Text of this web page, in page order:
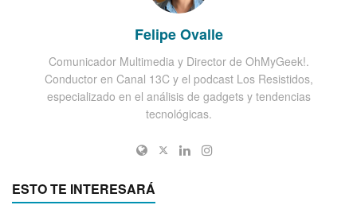
Felipe Ovalle
Comunicador Multimedia y Director de OhMyGeek!.
Conductor en Canal 13C y el podcast Los Resistidos,
especializado en el análisis de gadgets y tendencias
tecnológicas.
ESTO TE INTERESARÁ